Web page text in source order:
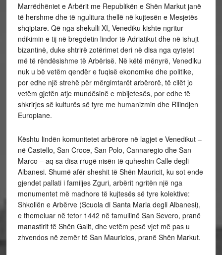
Marrëdhëniet e Arbërit me Republikën e Shën Markut janë
të hershme dhe të ngulitura thellë në kujtesën e Mesjetës
shqiptare. Që nga shekulli XI, Venediku kishte ngritur
ndikimin e tij në bregdetin lindor të Adriatikut dhe në ishujt
bizantinë, duke shtrirë zotërimet deri në disa nga qytetet
më të rëndësishme të Arbërisë. Në këtë mënyrë, Venediku
nuk u bë vetëm qendër e fuqisë ekonomike dhe politike,
por edhe një strehë për mërgimtarët arbërorë, të cilët jo
vetëm gjetën atje mundësinë e mbijetesës, por edhe të
shkrirjes së kulturës së tyre me humanizmin dhe Rilindjen
Europiane.
Kështu lindën komunitetet arbërore në lagjet e Venedikut –
në Castello, San Croce, San Polo, Cannaregio dhe San
Marco – aq sa disa rrugë nisën të quheshin Calle degli
Albanesi. Shumë afër sheshit të Shën Mauricit, ku sot ende
gjendet pallati i familjes Zguri, arbërit ngritën një nga
monumentet më madhore të kujtesës së tyre kolektive:
Shkollën e Arbërve (Scuola di Santa Maria degli Albanesi),
e themeluar në tetor 1442 në famullinë San Severo, pranë
manastirit të Shën Galit, dhe vetëm pesë vjet më pas u
zhvendos në zemër të San Mauricios, pranë Shën Markut.